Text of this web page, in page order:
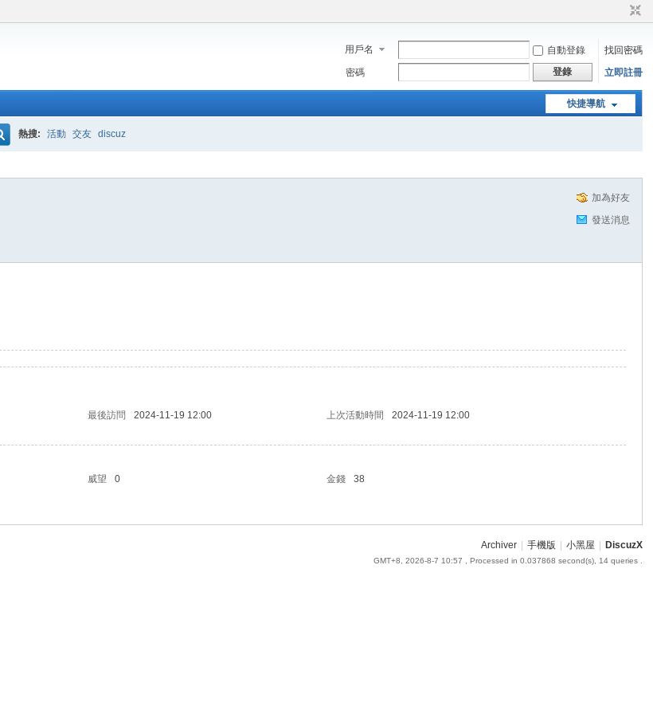
用戶名 自動登錄
找回密碼
密碼
登錄 立即註冊
快捷導航
熱搜: 活動 交友 discuz
加為好友
發送消息
最後訪問 2024-11-19 12:00 上次活動時間
2024-11-19 12:00
威望 0 金錢
38
Archiver 手機版 小黑屋 DiscuzX
GMT+8, 2026-8-7 10:57 , Processed in 0.037868 second(s), 14 queries .